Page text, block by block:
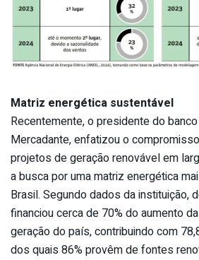
Matriz energética sustentável
Recentemente, o presidente do
Mercadante, enfatizou o
projetos de geração renovável em
a busca por uma matriz energética
Brasil. Segundo dados da instituição,
financiou cerca de 70% do aumento
geração do país, contribuindo com
dos quais 86% provêm de fontes